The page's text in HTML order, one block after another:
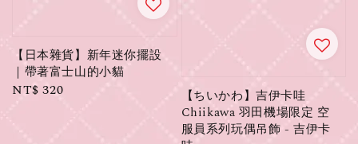
【日本雜貨】新年迷你擺設
｜帶著富士山的小貓
Regular
NT$ 320
【ちいかわ】吉伊卡哇
Chiikawa 羽田機場限定 空
服員系列玩偶吊飾 - 吉伊卡